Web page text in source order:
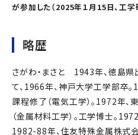
が参加した（2025年１月15日、工学
略歴
さがわ・まさと 1943年、徳島
て、1966年、神戸大学工学部卒
課程修了（電気工学）。1972年
（金属材料工学）。工学博士。
1982-88年、住友特殊金属株式